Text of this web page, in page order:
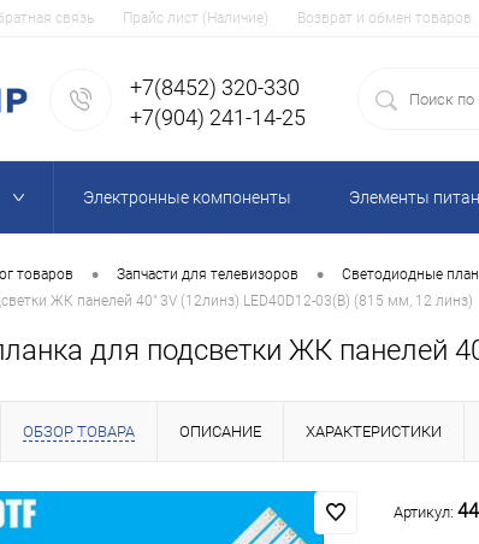
связь Прайс лист (Наличие) Возврат и обмен товаров
+7(8452) 320-330
+7(904) 241-14-25
Электронные компоненты Элементы
товаров • Запчасти для телевизоров • Светодиодные
ЖК панелей 40" 3V (12линз) LED40D12-03(B) (815 мм, 12 линз)
для подсветки ЖК панелей
ОБЗОР ТОВАРА ОПИСАНИЕ ХАРАКТЕРИСТИКИ
Артикул: